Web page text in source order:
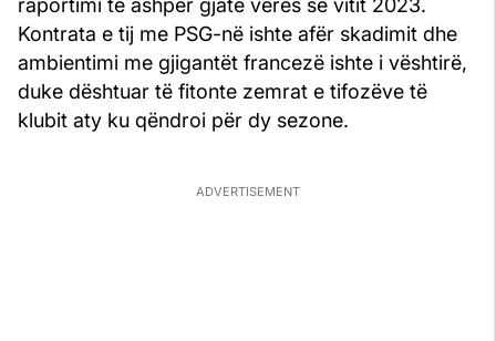
raportimi të ashpër gjatë verës së vitit 2023.
Kontrata e tij me PSG-në ishte afër skadimit dhe
ambientimi me gjigantët francezë ishte i vështirë,
duke dështuar të fitonte zemrat e tifozëve të
klubit aty ku qëndroi për dy sezone.